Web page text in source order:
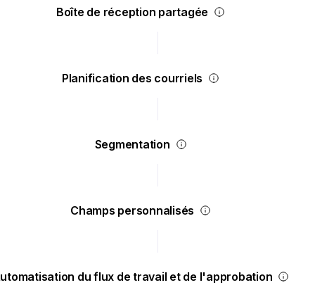
Boîte de réception partagée
Planification des courriels
Segmentation
Champs personnalisés
du flux de travail et de l'approbation